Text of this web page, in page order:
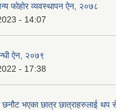
फोहोर व्यवस्थापन ऐन, २०७८
- 14:07
ऐन, २०७९
- 17:38
छनौट भएका छात्र छात्राहरुलाई थप